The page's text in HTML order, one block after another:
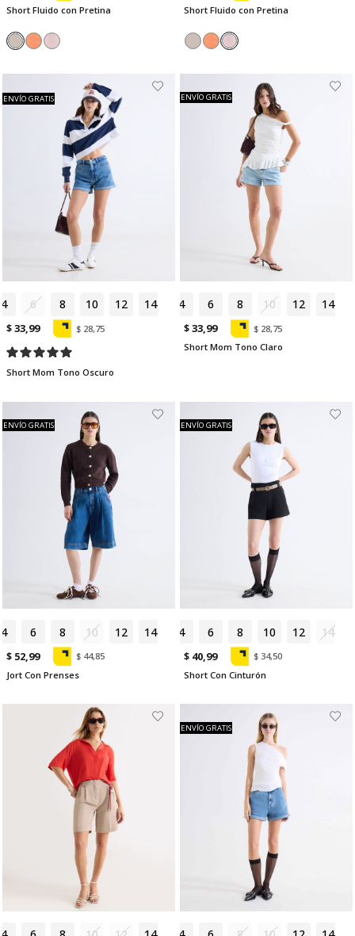
Short Fluido con Pretina Short Fluido con Pretina
4 6 8 10 12 14
ENVÍO GRATIS
$ 33,99 $ 28,75
Short Mom Tono Oscuro
4 6 8 10 12 14
ENVÍO GRATIS
$ 33,99
$ 28,75
Short Mom Tono Claro
4 6 8 10 12 14
ENVÍO GRATIS
$ 52,99
$ 44,85
Jort Con Prenses
4 6 8 10 12 14
ENVÍO GRATIS
$ 40,99
$ 34,50
Short Con Cinturón
ENVÍO GRATIS